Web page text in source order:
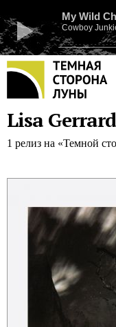
My Wild
Cowboy
Lisa
1 релиз на «Темной